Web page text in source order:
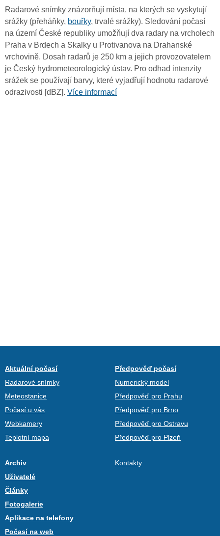
Radarové snímky znázorňují místa, na kterých se vyskytují
srážky (přeháňky, bouřky, trvalé srážky). Sledování počasí
na území České republiky umožňují dva radary na vrcholech
Praha v Brdech a Skalky u Protivanova na Drahanské
vrchovině. Dosah radarů je 250 km a jejich provozovatelem
je Český hydrometeorologický ústav. Pro odhad intenzity
srážek se používají barvy, které vyjadřují hodnotu radarové
odrazivosti [dBZ]. Více informací
Aktuální počasí
Radarové snímky
Meteostanice
Počasí u vás
Webkamery
Teplotní mapa
Předpověď počasí
Numerický model
Předpověď pro Prahu
Předpověď pro Brno
Předpověď pro Ostravu
Předpověď pro Plzeň
Archiv
Uživatelé
Články
Fotogalerie
Aplikace na telefony
Počasí na web
Kontakty